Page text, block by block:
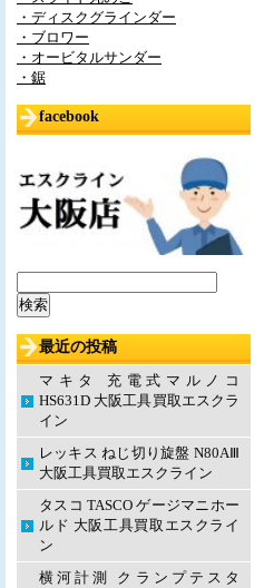
・ディスクグラインダー
・ブロワー
・オービタルサンダー
・鋸
facebook
索:
最近の投稿
マキタ 充電式マルノコ
HS631D 大阪工具買取エスクラ
イン
レッキス ねじ切り旋盤 N80AⅢ
大阪工具買取エスクライン
タスコ TASCO ゲージマニホー
ルド 大阪工具買取エスクライ
ン
横河計測 クランプテスタ